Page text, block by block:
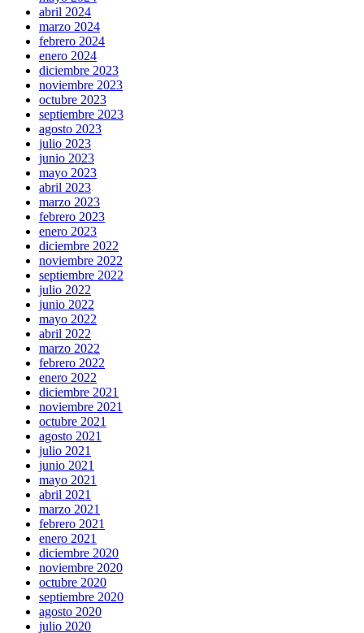
abril 2024
marzo 2024
febrero 2024
enero 2024
diciembre 2023
noviembre 2023
octubre 2023
septiembre 2023
agosto 2023
julio 2023
junio 2023
mayo 2023
abril 2023
marzo 2023
febrero 2023
enero 2023
diciembre 2022
noviembre 2022
septiembre 2022
julio 2022
junio 2022
mayo 2022
abril 2022
marzo 2022
febrero 2022
enero 2022
diciembre 2021
noviembre 2021
octubre 2021
agosto 2021
julio 2021
junio 2021
mayo 2021
abril 2021
marzo 2021
febrero 2021
enero 2021
diciembre 2020
noviembre 2020
octubre 2020
septiembre 2020
agosto 2020
julio 2020